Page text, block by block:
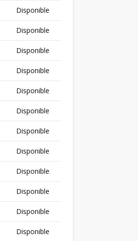
Disponible
Disponible
Disponible
Disponible
Disponible
Disponible
Disponible
Disponible
Disponible
Disponible
Disponible
Disponible